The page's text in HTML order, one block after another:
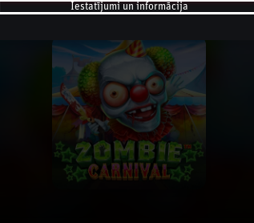
Iestatījumi un informācija